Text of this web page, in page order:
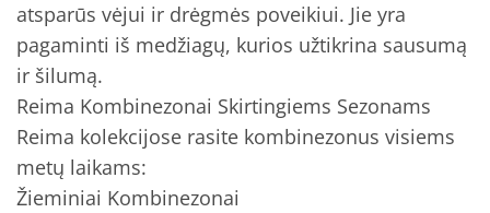
atsparūs vėjui ir drėgmės poveikiui. Jie yra
pagaminti iš medžiagų, kurios užtikrina sausumą
ir šilumą.
Reima Kombinezonai Skirtingiems Sezonams
Reima kolekcijose rasite kombinezonus visiems
metų laikams:
Žieminiai Kombinezonai